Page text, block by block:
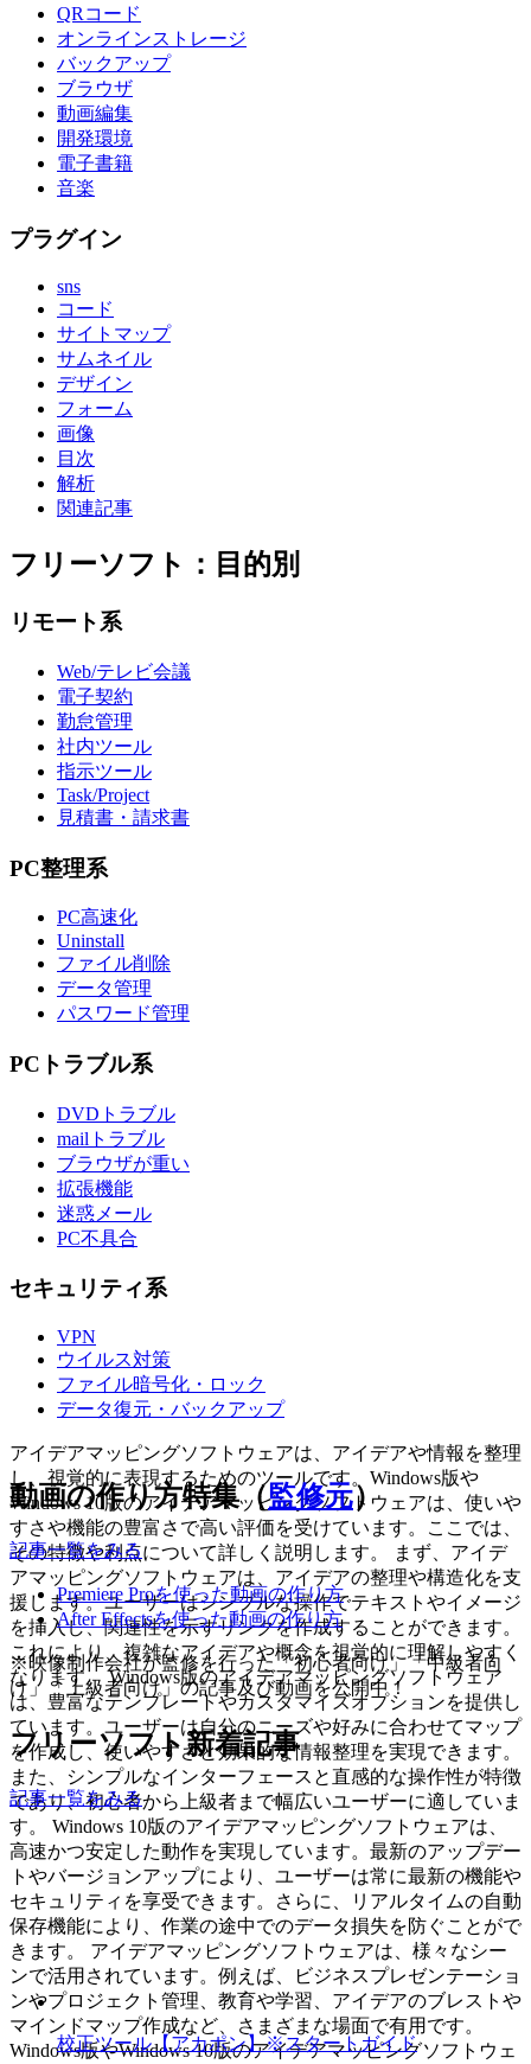
QRコード
オンラインストレージ
バックアップ
ブラウザ
動画編集
開発環境
電子書籍
音楽
プラグイン
sns
コード
サイトマップ
サムネイル
デザイン
フォーム
画像
目次
解析
関連記事
フリーソフト：目的別
リモート系
Web/テレビ会議
電子契約
勤怠管理
社内ツール
指示ツール
Task/Project
見積書・請求書
PC整理系
PC高速化
Uninstall
ファイル削除
データ管理
パスワード管理
PCトラブル系
DVDトラブル
mailトラブル
ブラウザが重い
拡張機能
迷惑メール
PC不具合
セキュリティ系
VPN
ウイルス対策
ファイル暗号化・ロック
データ復元・バックアップ
アイデアマッピングソフトウェアは、アイデアや情報を整理
し、視覚的に表現するためのツールです。Windows版や
Windows 10版のアイデアマッピングソフトウェアは、使いや
すさや機能の豊富さで高い評価を受けています。ここでは、
その特徴や利点について詳しく説明します。 まず、アイデ
アマッピングソフトウェアは、アイデアの整理や構造化を支
援します。ユーザーはシンプルな操作でテキストやイメージ
を挿入し、関連性を示すリンクを作成することができます。
これにより、複雑なアイデアや概念を視覚的に理解しやすく
なります。 Windows版のアイデアマッピングソフトウェア
は、豊富なテンプレートやカスタマイズオプションを提供し
ています。ユーザーは自分のニーズや好みに合わせてマップ
を作成し、使いやすさと効果的な情報整理を実現できます。
また、シンプルなインターフェースと直感的な操作性が特徴
であり、初心者から上級者まで幅広いユーザーに適していま
す。 Windows 10版のアイデアマッピングソフトウェアは、
高速かつ安定した動作を実現しています。最新のアップデー
トやバージョンアップにより、ユーザーは常に最新の機能や
セキュリティを享受できます。さらに、リアルタイムの自動
保存機能により、作業の途中でのデータ損失を防ぐことがで
きます。 アイデアマッピングソフトウェアは、様々なシー
ンで活用されています。例えば、ビジネスプレゼンテーショ
ンやプロジェクト管理、教育や学習、アイデアのブレストや
マインドマップ作成など、さまざまな場面で有用です。
Windows版やWindows 10版のアイデアマッピングソフトウェ
動画の作り方特集（監修元）
記事一覧をみる
Premiere Proを使った動画の作り方
After Effectsを使った動画の作り方
※映像制作会社が監修を行った「初心者向け」「中級者向
け」「上級者向け」の記事及び動画を公開中！
フリーソフト新着記事
記事一覧をみる
校正ツール【アカポン】※スタートガイド